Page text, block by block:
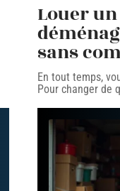
Louer
sans
En tout temps,
Pour changer de